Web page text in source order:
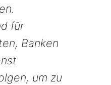
für
Banken
um zu